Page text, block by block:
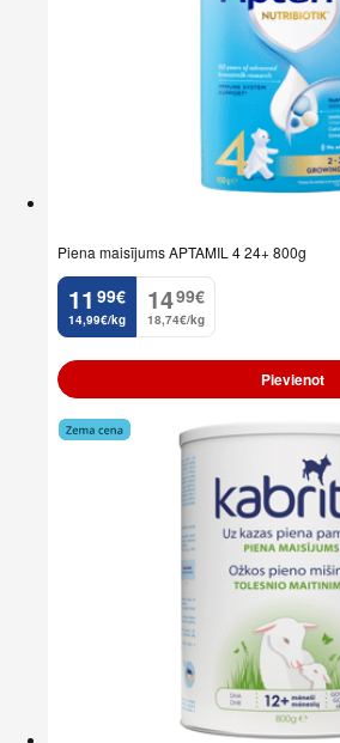
Piena maisījums APTAMIL 4 24+ 800g
11
. 99€
14,99€/kg
14
. 99€
18,74€/kg
Pievienot